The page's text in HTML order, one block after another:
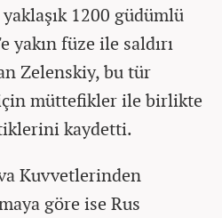
1200 güdümlü
yakın füze ile saldırı
Zelenskiy, bu tür
için müttefikler ile birlikte
kaydetti.
Kuvvetlerinden
göre ise Rus